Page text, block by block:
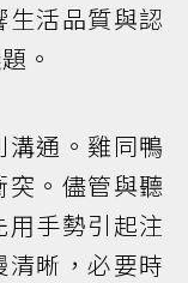
活品質與認
。
通。雞同鴨
。儘管與聽
手勢引起注
晰，必要時